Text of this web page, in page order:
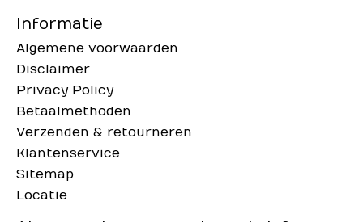
Informatie
Algemene voorwaarden
Disclaimer
Privacy Policy
Betaalmethoden
Verzenden & retourneren
Klantenservice
Sitemap
Locatie